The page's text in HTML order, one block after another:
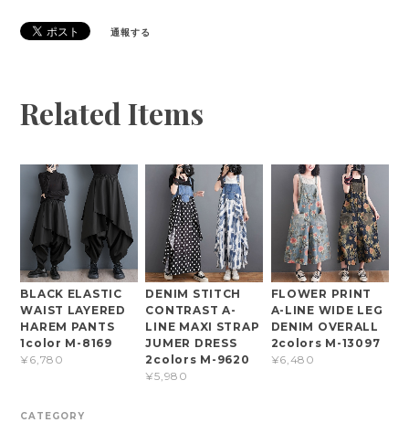
通報する
Related Items
BLACK ELASTIC
WAIST LAYERED
HAREM PANTS
1color M-8169
¥6,780
DENIM STITCH
CONTRAST A-
LINE MAXI STRAP
JUMER DRESS
2colors M-9620
¥5,980
FLOWER PRINT
A-LINE WIDE LEG
DENIM OVERALL
2colors M-13097
¥6,480
CATEGORY